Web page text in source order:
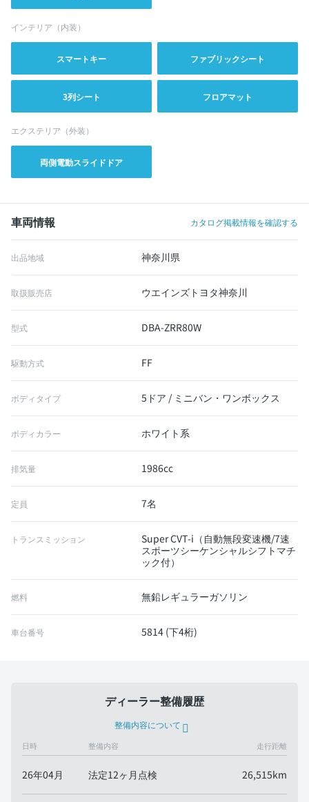
インテリア（内装）
スマートキー ファブリックシート
3列シート フロアマット
エクステリア（外装）
両側電動スライドドア
車両情報 カタログ掲載情報を確認する
出品地域 神奈川県
取扱販売店 ウエインズトヨタ神奈川
型式 DBA-ZRR80W
駆動方式 FF
ボディタイプ 5ドア / ミニバン・ワンボックス
ボディカラー ホワイト系
排気量 1986cc
定員 7名
トランスミッション
Super CVT-i（自動無段変速機/7速
スポーツシーケンシャルシフトマチ
ック付）
燃料 無鉛レギュラーガソリン
車台番号 5814 (下4桁)
ディーラー整備履歴
整備内容について
日時 整備内容 走行距離
26年04月 法定12ヶ月点検 26,515km